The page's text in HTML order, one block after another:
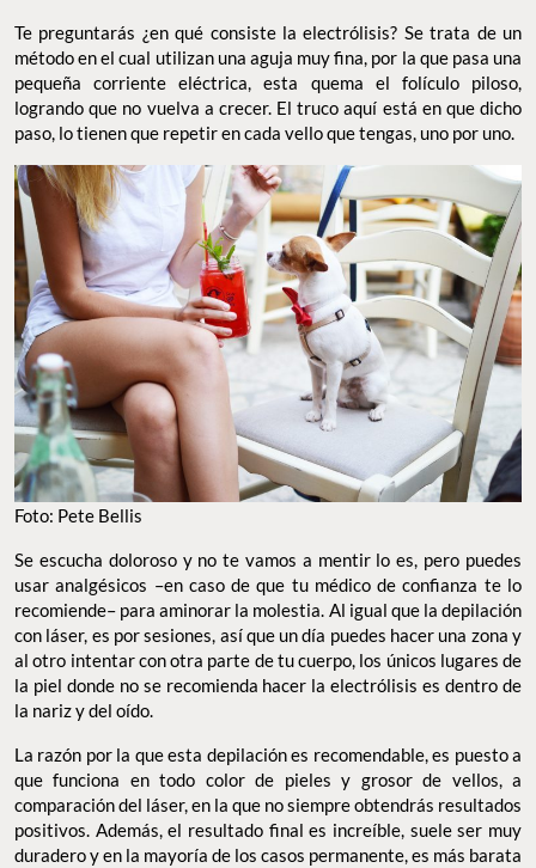
Te preguntarás ¿en qué consiste la electrólisis? Se trata de un
método en el cual utilizan una aguja muy fina, por la que pasa una
pequeña corriente eléctrica, esta quema el folículo piloso,
logrando que no vuelva a crecer. El truco aquí está en que dicho
paso, lo tienen que repetir en cada vello que tengas, uno por uno.
Foto: Pete Bellis
Se escucha doloroso y no te vamos a mentir lo es, pero puedes
usar analgésicos –en caso de que tu médico de confianza te lo
recomiende– para aminorar la molestia. Al igual que la depilación
con láser, es por sesiones, así que un día puedes hacer una zona y
al otro intentar con otra parte de tu cuerpo, los únicos lugares de
la piel donde no se recomienda hacer la electrólisis es dentro de
la nariz y del oído.
La razón por la que esta depilación es recomendable, es puesto a
que funciona en todo color de pieles y grosor de vellos, a
comparación del láser, en la que no siempre obtendrás resultados
positivos. Además, el resultado final es increíble, suele ser muy
duradero y en la mayoría de los casos permanente, es más barata